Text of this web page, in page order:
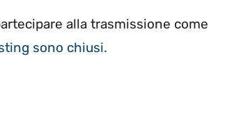
alla trasmissione come
sono chiusi.